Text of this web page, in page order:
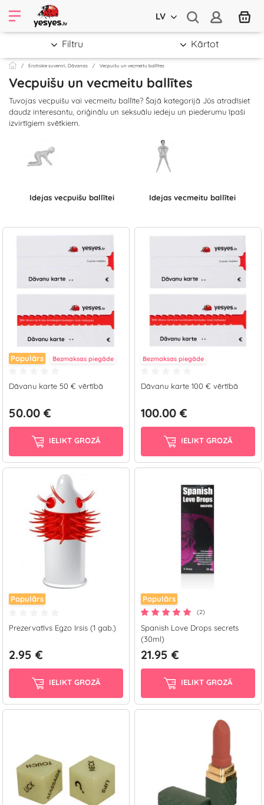
LV
Erotiskie suveniri, Dāvanas Vecpuišu un vecmeitu ballītes
Filtru Kārtot
Vecpuišu un vecmeitu ballītes
Tuvojas vecpuišu vai vecmeitu ballīte? Šajā kategorijā Jūs atradīsiet
daudz interesantu, oriģinālu un seksuālu iedeju un piederumu īpaši
izvirtīgiem svētkiem.
Idejas vecpuišu ballītei Idejas vecmeitu ballītei
Populārs Bezmaksas piegāde
Dāvanu karte 50 € vērtībā
50.00 €
IELIKT GROZĀ
Bezmaksas piegāde
Dāvanu karte 100 € vērtībā
100.00 €
IELIKT GROZĀ
Populārs
Prezervatīvs Egzo Irsis (1 gab.)
2.95 €
IELIKT GROZĀ
Populārs
(2)
Spanish Love Drops secrets
(30ml)
21.95 €
IELIKT GROZĀ